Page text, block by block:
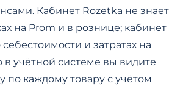
Кабинет Rozetka не знает
на Prom и в рознице; кабинет
и затратах на
в учётной системе вы видите
по каждому товару с учётом